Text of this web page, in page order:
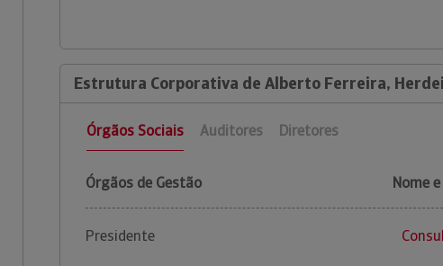
Estrutura Corporativa de Alberto Ferreira,
Órgãos Sociais Auditores Diretores
Órgãos de Gestão Nome
Presidente